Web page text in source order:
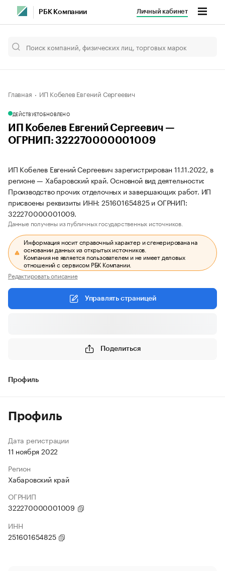
РБК Компании Личный кабинет
Главная ИП Кобелев Евгений Сергеевич
ДЕЙСТВУЕТОБНОВЛЕНО
ИП Кобелев Евгений Сергеевич —
ОГРНИП: 322270000001009
ИП Кобелев Евгений Сергеевич зарегистрирован 11.11.2022, в
регионе — Хабаровский край. Основной вид деятельности:
Производство прочих отделочных и завершающих работ. ИП
присвоены реквизиты ИНН: 251601654825 и ОГРНИП:
322270000001009.
Данные получены из публичных государственных источников.
Информация носит справочный характер и сгенерирована на
основании данных из открытых источников.
Компания не является пользователем и не имеет деловых
отношений с сервисом РБК Компании.
Редактировать описание
Управлять страницей
Поделиться
Профиль
Профиль
Дата регистрации
11 ноября 2022
Регион
Хабаровский край
ОГРНИП
322270000001009
ИНН
251601654825